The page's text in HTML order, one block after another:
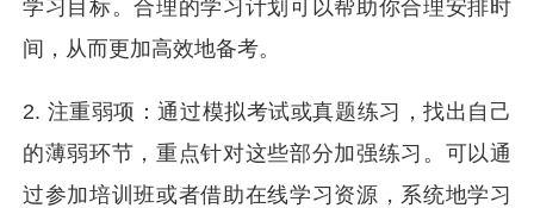
学习目标。合理的学习计划可以帮助你合理安排时
间，从而更加高效地备考。
2. 注重弱项：通过模拟考试或真题练习，找出自己
的薄弱环节，重点针对这些部分加强练习。可以通
过参加培训班或者借助在线学习资源，系统地学习